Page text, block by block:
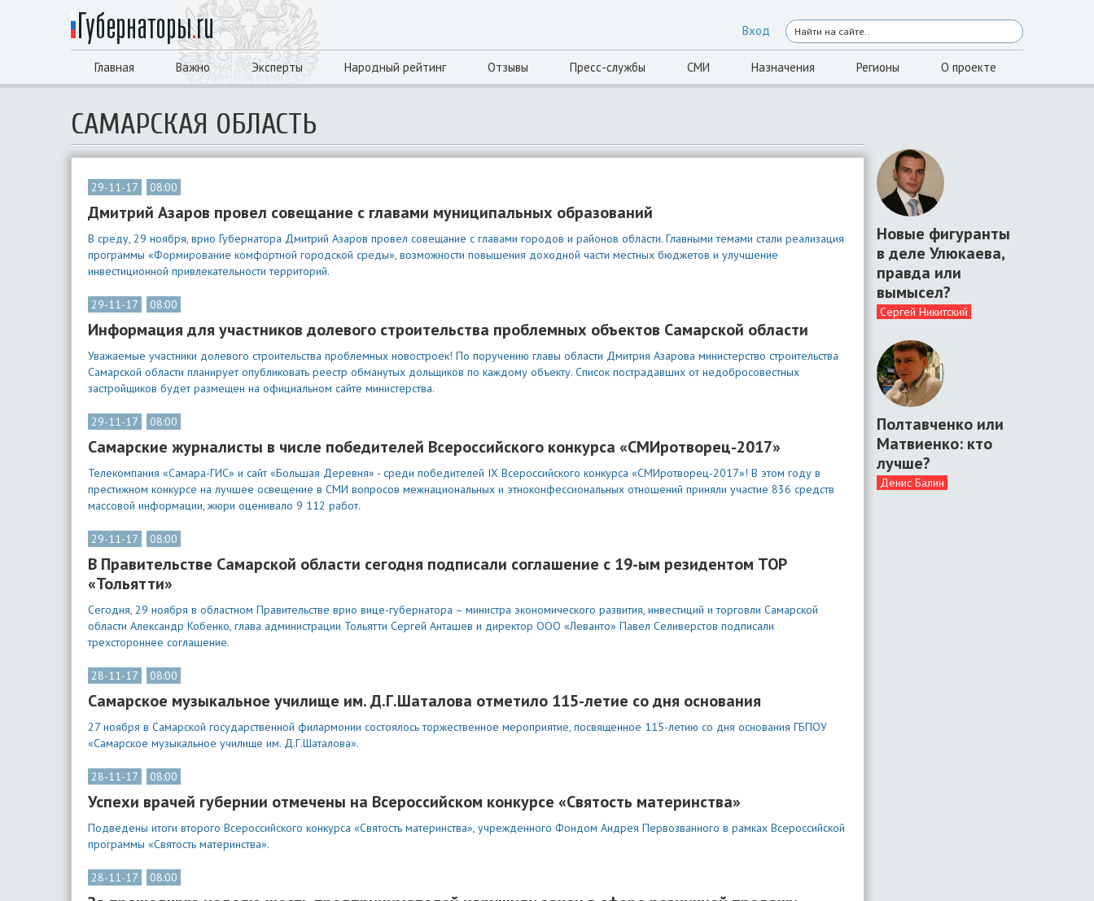
Вход
Главная Важно Эксперты Народный рейтинг Отзывы Пресс-службы СМИ Назначения Регионы О проекте
САМАРСКАЯ ОБЛАСТЬ
29-11-17 08:00
Дмитрий Азаров провел совещание с главами муниципальных образований
В среду, 29 ноября, врио Губернатора Дмитрий Азаров провел совещание с главами городов и районов области. Главными темами стали реализация
программы «Формирование комфортной городской среды», возможности повышения доходной части местных бюджетов и улучшение
инвестиционной привлекательности территорий.
29-11-17 08:00
Информация для участников долевого строительства проблемных объектов Самарской области
Уважаемые участники долевого строительства проблемных новостроек! По поручению главы области Дмитрия Азарова министерство строительства
Самарской области планирует опубликовать реестр обманутых дольщиков по каждому объекту. Список пострадавших от недобросовестных
застройщиков будет размещен на официальном сайте министерства.
29-11-17 08:00
Самарские журналисты в числе победителей Всероссийского конкурса «СМИротворец-2017»
Телекомпания «Самара-ГИС» и сайт «Большая Деревня» - среди победителей IX Всероссийского конкурса «СМИротворец-2017»! В этом году в
престижном конкурсе на лучшее освещение в СМИ вопросов межнациональных и этноконфессиональных отношений приняли участие 836 средств
массовой информации, жюри оценивало 9 112 работ.
29-11-17 08:00
В Правительстве Самарской области сегодня подписали соглашение с 19-ым резидентом ТОР
«Тольятти»
Сегодня, 29 ноября в областном Правительстве врио вице-губернатора – министра экономического развития, инвестиций и торговли Самарской
области Александр Кобенко, глава администрации Тольятти Сергей Анташев и директор ООО «Леванто» Павел Селиверстов подписали
трехстороннее соглашение.
28-11-17 08:00
Самарское музыкальное училище им. Д.Г.Шаталова отметило 115-летие со дня основания
27 ноября в Самарской государственной филармонии состоялось торжественное мероприятие, посвященное 115-летию со дня основания ГБПОУ
«Самарское музыкальное училище им. Д.Г.Шаталова».
28-11-17 08:00
Успехи врачей губернии отмечены на Всероссийском конкурсе «Святость материнства»
Подведены итоги второго Всероссийского конкурса «Святость материнства», учрежденного Фондом Андрея Первозванного в рамках Всероссийской
программы «Святость материнства».
28-11-17 08:00
Новые фигуранты
в деле Улюкаева,
правда или
вымысел?
Сергей Никитский
Полтавченко или
Матвиенко: кто
лучше?
Денис Балин